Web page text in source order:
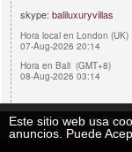
skype: baliluxuryvillas
Hora local en London (UK)
07-Aug-2026 20:14
Hora en Bali (GMT+8)
08-Aug-2026 03:14
Política de
Este sitio web usa
anuncios. Puede